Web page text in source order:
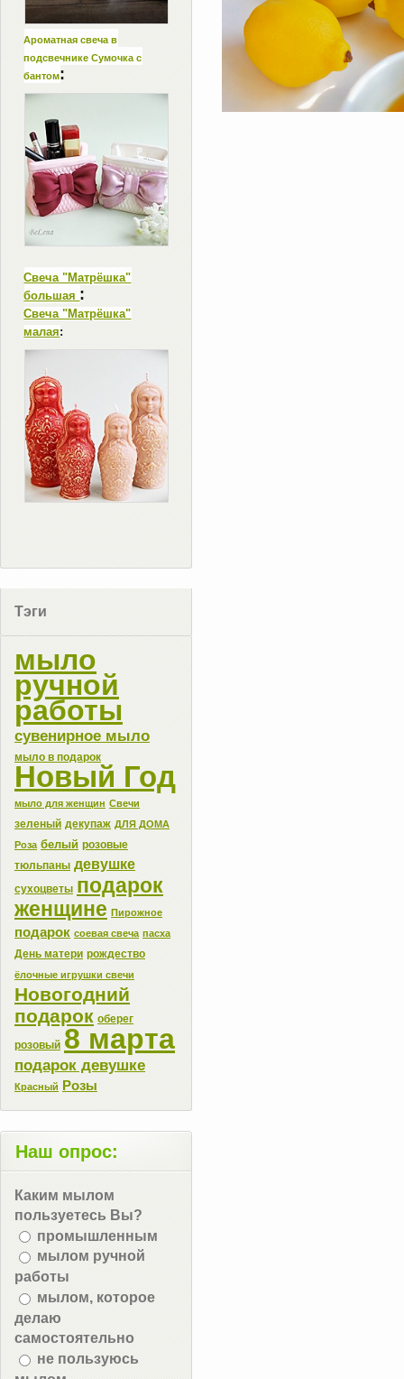
Ароматная свеча в
подсвечнике Сумочка с
бантом:
Свеча "Матрёшка"
большая :
Свеча "Матрёшка"
малая:
Тэги
мыло
ручной
работы
сувенирное мыло
мыло в подарок
Новый Год
мыло для женщин Свечи
зеленый декупаж ДЛЯ ДОМА
Роза белый розовые
тюльпаны девушке
сухоцветы подарок
женщине Пирожное
подарок соевая свеча пасха
День матери рождество
ёлочные игрушки свечи
Новогодний
подарок оберег
розовый 8 марта
подарок девушке
Красный Розы
Наш опрос:
Каким мылом
пользуетесь Вы?
промышленным
мылом ручной
работы
мылом, которое
делаю
самостоятельно
не пользуюсь